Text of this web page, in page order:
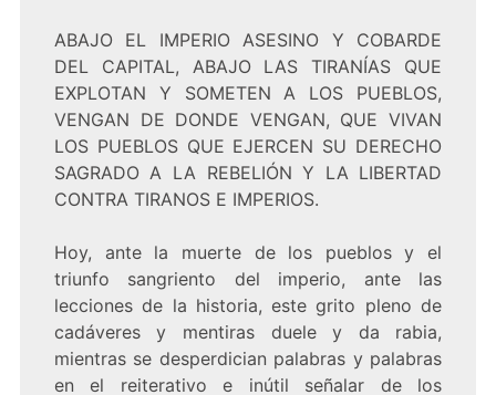
ABAJO EL IMPERIO ASESINO Y COBARDE
DEL CAPITAL, ABAJO LAS TIRANÍAS QUE
EXPLOTAN Y SOMETEN A LOS PUEBLOS,
VENGAN DE DONDE VENGAN, QUE VIVAN
LOS PUEBLOS QUE EJERCEN SU DERECHO
SAGRADO A LA REBELIÓN Y LA LIBERTAD
CONTRA TIRANOS E IMPERIOS.
Hoy, ante la muerte de los pueblos y el
triunfo sangriento del imperio, ante las
lecciones de la historia, este grito pleno de
cadáveres y mentiras duele y da rabia,
mientras se desperdician palabras y palabras
en el reiterativo e inútil señalar de los